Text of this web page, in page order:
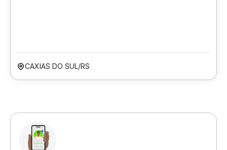
CAXIAS DO SUL/RS